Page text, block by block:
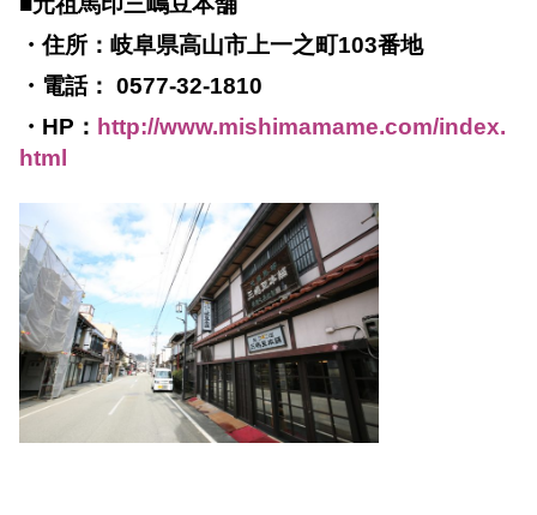
・住所：岐阜県高山市上一之町103番地
・電話： 0577-32-1810
・HP： http://www.mishimamame.com/index.
html